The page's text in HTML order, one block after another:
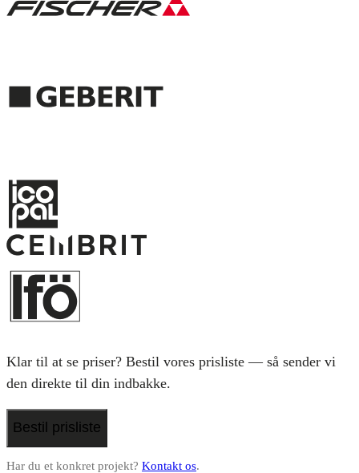
Klar til at se priser? Bestil vores prisliste — så sender vi
den direkte til din indbakke.
Bestil prisliste
Har du et konkret projekt? Kontakt os.